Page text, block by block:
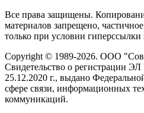
Все права защищены.
материалов запрещено,
только при условии гиперссылки
Copyright © 1989-2026. ООО
Свидетельство о регистрации
25.12.2020 г., выдано
сфере связи, информационных
коммуникаций.